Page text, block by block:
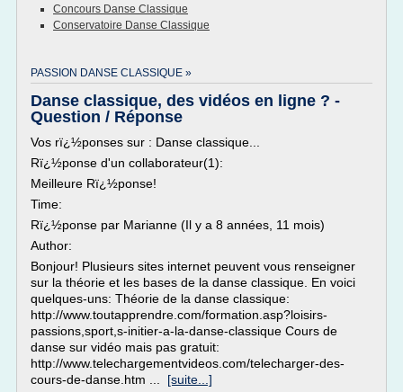
Concours Danse Classique
Conservatoire Danse Classique
PASSION DANSE CLASSIQUE »
Danse classique, des vidéos en ligne ? -
Question / Réponse
Vos rï¿½ponses sur : Danse classique...
Rï¿½ponse d'un collaborateur(1):
Meilleure Rï¿½ponse!
Time:
Rï¿½ponse par Marianne (Il y a 8 années, 11 mois)
Author:
Bonjour! Plusieurs sites internet peuvent vous renseigner
sur la théorie et les bases de la danse classique. En voici
quelques-uns: Théorie de la danse classique:
http://www.toutapprendre.com/formation.asp?loisirs-
passions,sport,s-initier-a-la-danse-classique Cours de
danse sur vidéo mais pas gratuit:
http://www.telechargementvideos.com/telecharger-des-
cours-de-danse.htm ... [suite...]